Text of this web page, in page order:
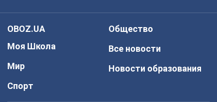
OBOZ.UA
Моя Школа
Мир
Спорт
Общество
Все новости
Новости образования